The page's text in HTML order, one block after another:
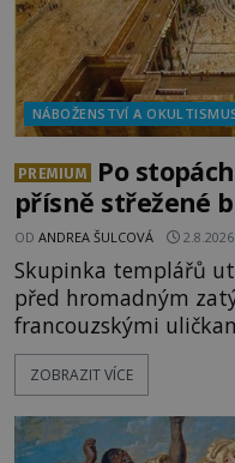
NÁBOŽENSTVÍ A
PREMIUM
Po
přísně střežené
OD ANDREA ŠULCOVÁ 2.8.2026
Skupinka templářů
před hromadným
francouzskými
přístavu. Jeden z nich
tajemným obsahem. Kapitán lodi už na ně čeká.
vyplouváme,“ sdělí
ZOBRAZIT VÍCE